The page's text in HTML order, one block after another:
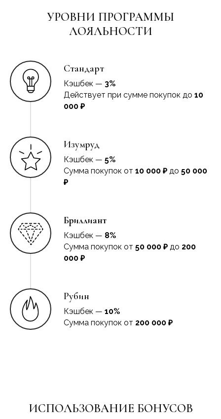
УРОВНИ ПРОГРАММЫ
ЛОЯЛЬНОСТИ
Стандарт
Кэшбек — 3%
Действует при сумме покупок до 10
000 ₽
Изумруд
Кэшбек — 5%
Сумма покупок от 10 000 ₽ до 50 000
₽
Бриллиант
Кэшбек — 8%
Сумма покупок от 50 000 ₽ до 200
000 ₽
Рубин
Кэшбек — 10%
Сумма покупок от 200 000 ₽
ИСПОЛЬЗОВАНИЕ БОНУСОВ